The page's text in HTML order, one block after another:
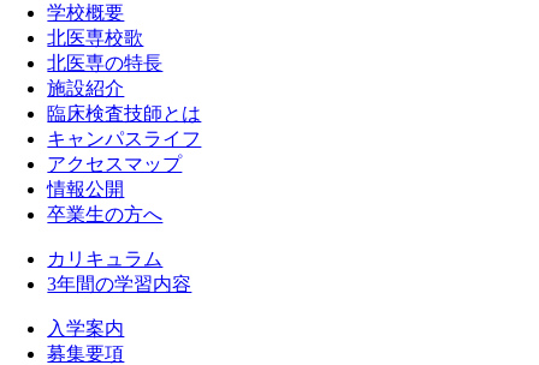
学校概要
北医専校歌
北医専の特長
施設紹介
臨床検査技師とは
キャンパスライフ
アクセスマップ
情報公開
卒業生の方へ
カリキュラム
3年間の学習内容
入学案内
募集要項